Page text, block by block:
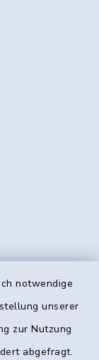
notwendige
unserer
zur Nutzung
abgefragt.